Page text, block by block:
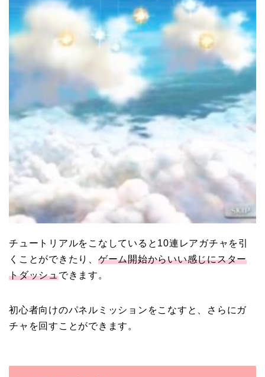
チュートリアルをこなしていると10連レアガチャを引
くことができたり、 ゲーム開始からいい感じにスター
トダッシュできます。
初心者向けのパネルミッションをこなすと、さらにガ
チャを回すことができます。